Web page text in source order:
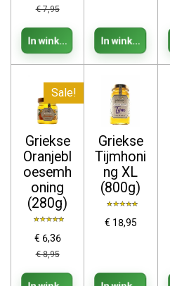
€ 7,95
In winkelwagen In winkelwagen
Sale!
Griekse
Oranjebl
oesemh
oning
(280g)
€ 6,36
€ 8,95
Griekse
Tijmhoni
ng XL
(800g)
€ 18,95